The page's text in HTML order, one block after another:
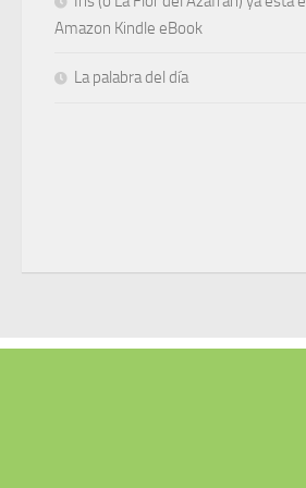
Amazon Kindle eBook
La palabra del día